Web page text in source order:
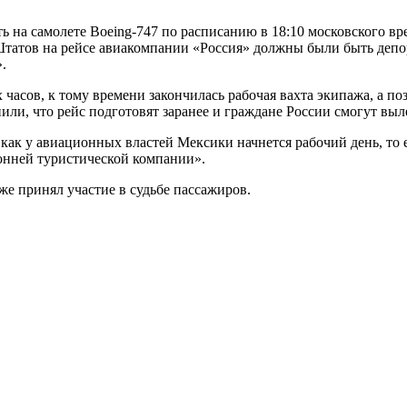
на самолете Boeing-747 по расписанию в 18:10 московского
на рейсе авиакомпании «Россия» должны были быть
к тому времени закончилась рабочая вахта экипажа, а
что рейс подготовят заранее и граждане России смогут
у авиационных властей Мексики начнется рабочий день,
туристической компании».
принял участие в судьбе пассажиров.